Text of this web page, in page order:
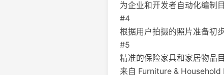
为企业和开发者自动化编制
#4
根据用户拍摄的照片准备初
#5
精准的保险家具和家居物品
来自 Furniture &